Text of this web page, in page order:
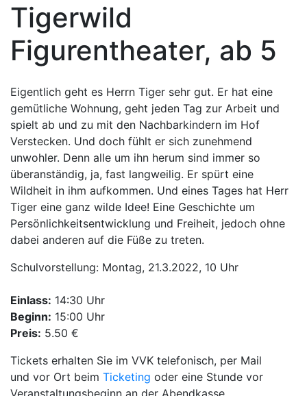
Tigerwild
Figurentheater, ab 5
Eigentlich geht es Herrn Tiger sehr gut. Er hat eine
gemütliche Wohnung, geht jeden Tag zur Arbeit und
spielt ab und zu mit den Nachbarkindern im Hof
Verstecken. Und doch fühlt er sich zunehmend
unwohler. Denn alle um ihn herum sind immer so
überanständig, ja, fast langweilig. Er spürt eine
Wildheit in ihm aufkommen. Und eines Tages hat Herr
Tiger eine ganz wilde Idee! Eine Geschichte um
Persönlichkeitsentwicklung und Freiheit, jedoch ohne
dabei anderen auf die Füße zu treten.
Schulvorstellung: Montag, 21.3.2022, 10 Uhr
Einlass: 14:30 Uhr
Beginn: 15:00 Uhr
Preis: 5.50 €
Tickets erhalten Sie im VVK telefonisch, per Mail
und vor Ort beim Ticketing oder eine Stunde vor
Veranstaltungsbeginn an der Abendkasse.